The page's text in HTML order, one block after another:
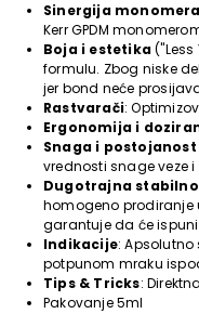
Sinergija monomera
Kerr GPDM
Boja i estetika
formulu. Zbog niske
jer bond neće
Rastvarači:
Ergonomija i
Snaga i postojanost
vrednosti snage veze
Dugotrajna
homogeno prodiranje
garantuje da će
Indikacije:
potpunom mraku
Tips & Tricks:
Pakovanje 5ml